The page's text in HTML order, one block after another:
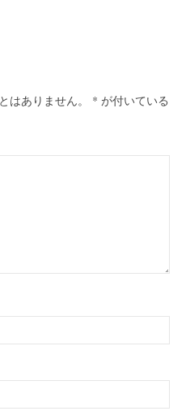
はありません。 * が付いている